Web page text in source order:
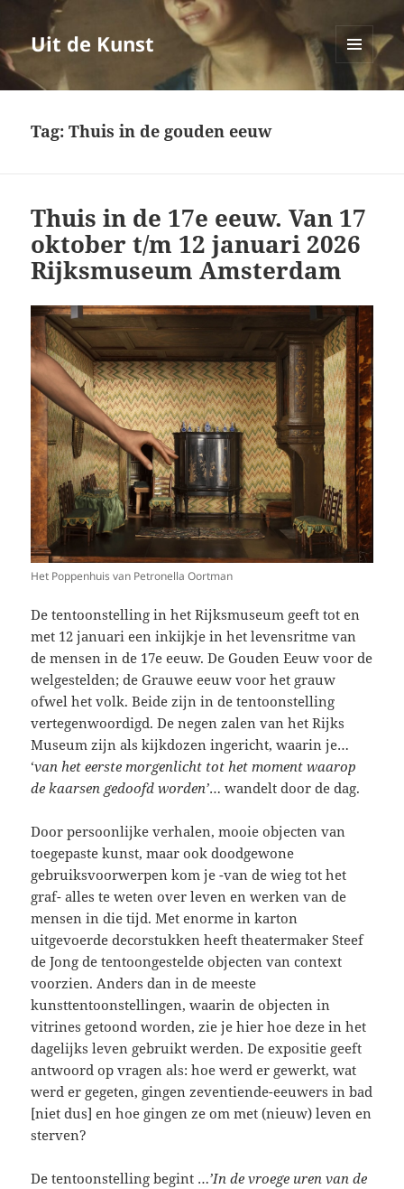
Uit de Kunst
MENU
EN
Tag:Thuis in de gouden eeuw
Thuis in de 17e eeuw. Van 17
oktober t/m 12 januari 2026
Rijksmuseum Amsterdam
Het Poppenhuis van Petronella Oortman
De tentoonstelling in het Rijksmuseum geeft tot en
met 12 januari een inkijkje in het levensritme van
de mensen in de 17e eeuw. De Gouden Eeuw voor de
welgestelden; de Grauwe eeuw voor het grauw
ofwel het volk. Beide zijn in de tentoonstelling
vertegenwoordigd. De negen zalen van het Rijks
Museum zijn als kijkdozen ingericht, waarin je…
‘van het eerste morgenlicht tot het moment waarop
de kaarsen gedoofd worden’… wandelt door de dag.
Door persoonlijke verhalen, mooie objecten van
toegepaste kunst, maar ook doodgewone
gebruiksvoorwerpen kom je -van de wieg tot het
graf- alles te weten over leven en werken van de
mensen in die tijd. Met enorme in karton
uitgevoerde decorstukken heeft theatermaker Steef
de Jong de tentoongestelde objecten van context
voorzien. Anders dan in de meeste
kunsttentoonstellingen, waarin de objecten in
vitrines getoond worden, zie je hier hoe deze in het
dagelijks leven gebruikt werden. De expositie geeft
antwoord op vragen als: hoe werd er gewerkt, wat
werd er gegeten, gingen zeventiende-eeuwers in bad
[niet dus] en hoe gingen ze om met (nieuw) leven en
sterven?
De tentoonstelling begint …’In de vroege uren van de